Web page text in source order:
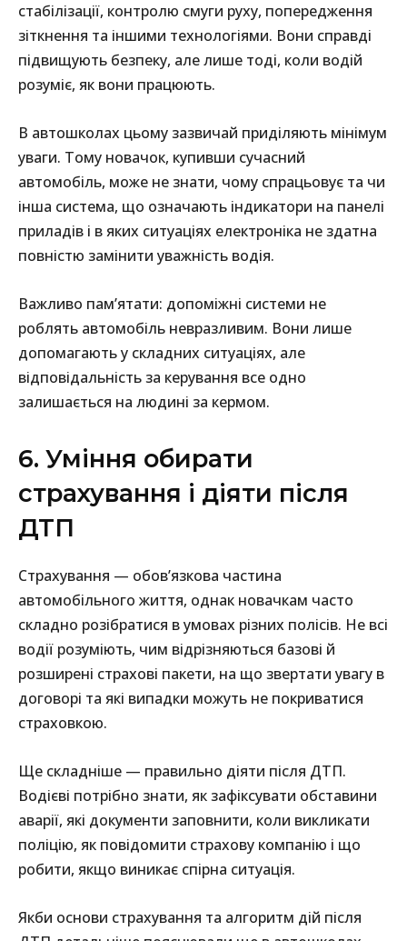
стабілізації, контролю смуги руху, попередження
зіткнення та іншими технологіями. Вони справді
підвищують безпеку, але лише тоді, коли водій
розуміє, як вони працюють.
В автошколах цьому зазвичай приділяють мінімум
уваги. Тому новачок, купивши сучасний
автомобіль, може не знати, чому спрацьовує та чи
інша система, що означають індикатори на панелі
приладів і в яких ситуаціях електроніка не здатна
повністю замінити уважність водія.
Важливо пам’ятати: допоміжні системи не
роблять автомобіль невразливим. Вони лише
допомагають у складних ситуаціях, але
відповідальність за керування все одно
залишається на людині за кермом.
6. Уміння обирати
страхування і діяти після
ДТП
Страхування — обов’язкова частина
автомобільного життя, однак новачкам часто
складно розібратися в умовах різних полісів. Не всі
водії розуміють, чим відрізняються базові й
розширені страхові пакети, на що звертати увагу в
договорі та які випадки можуть не покриватися
страховкою.
Ще складніше — правильно діяти після ДТП.
Водієві потрібно знати, як зафіксувати обставини
аварії, які документи заповнити, коли викликати
поліцію, як повідомити страхову компанію і що
робити, якщо виникає спірна ситуація.
Якби основи страхування та алгоритм дій після